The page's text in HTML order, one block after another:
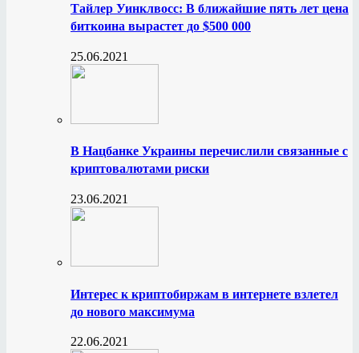
Тайлер Уинклвосс: В ближайшие пять лет цена
биткоина вырастет до $500 000
25.06.2021
В Нацбанке Украины перечислили связанные с
криптовалютами риски
23.06.2021
Интерес к криптобиржам в интернете взлетел
до нового максимума
22.06.2021